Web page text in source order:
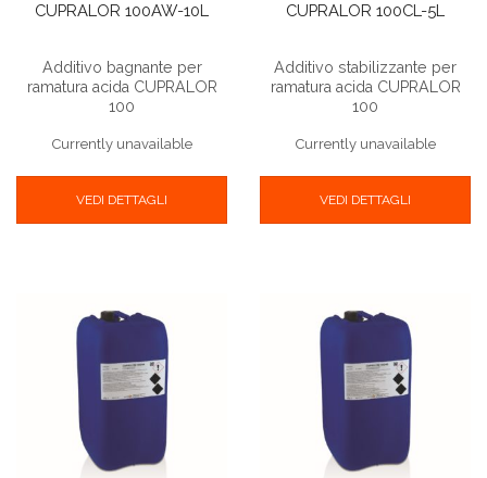
CUPRALOR 100AW-10L
Additivo bagnante per
ramatura acida CUPRALOR
100
Currently unavailable
VEDI DETTAGLI
CUPRALOR 100CL-5L
Additivo stabilizzante per
ramatura acida CUPRALOR
100
Currently unavailable
VEDI DETTAGLI